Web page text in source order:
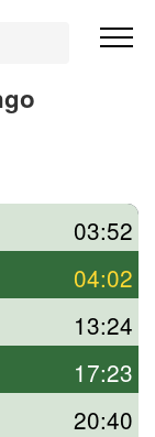
03:52
04:02
13:24
17:23
20:40